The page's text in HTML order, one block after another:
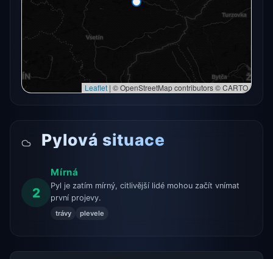
Zkusit znovu
Otevřít v plné mapě →
Leaflet | © OpenStreetMap contributors © CARTO
Pylová situace
2
Mírná
Pyl je zatím mírný, citlivější lidé mohou začít vnímat
první projevy.
trávy plevele